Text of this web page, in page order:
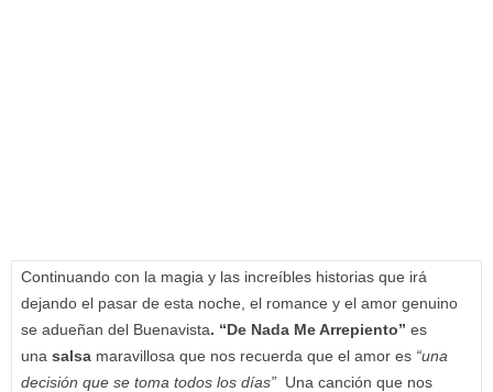
Continuando con la magia y las increíbles historias que irá
dejando el pasar de esta noche, el romance y el amor genuino
se adueñan del Buenavista. “De Nada Me Arrepiento” es
una salsa maravillosa que nos recuerda que el amor es “una
decisión que se toma todos los días” Una canción que nos